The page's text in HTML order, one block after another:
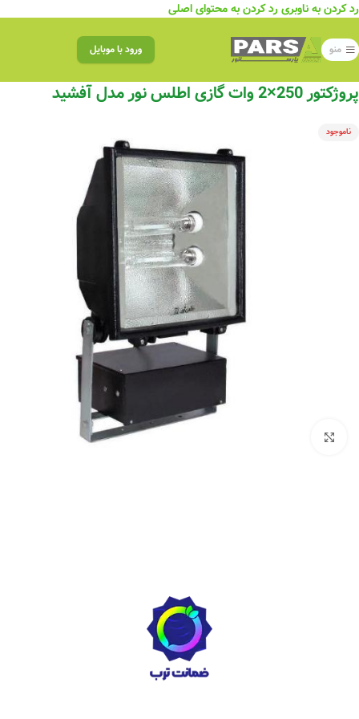
رد کردن به ناوبریرد کردن به محتوای اصلی
منو ورود با موبایل
پروژکتور 250×2 وات گازی اطلس نور مدل آفشید
ناموجود